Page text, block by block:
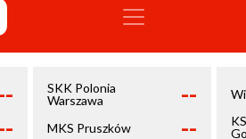
SKK Polonia
Warszawa
--
MKS Pruszków --